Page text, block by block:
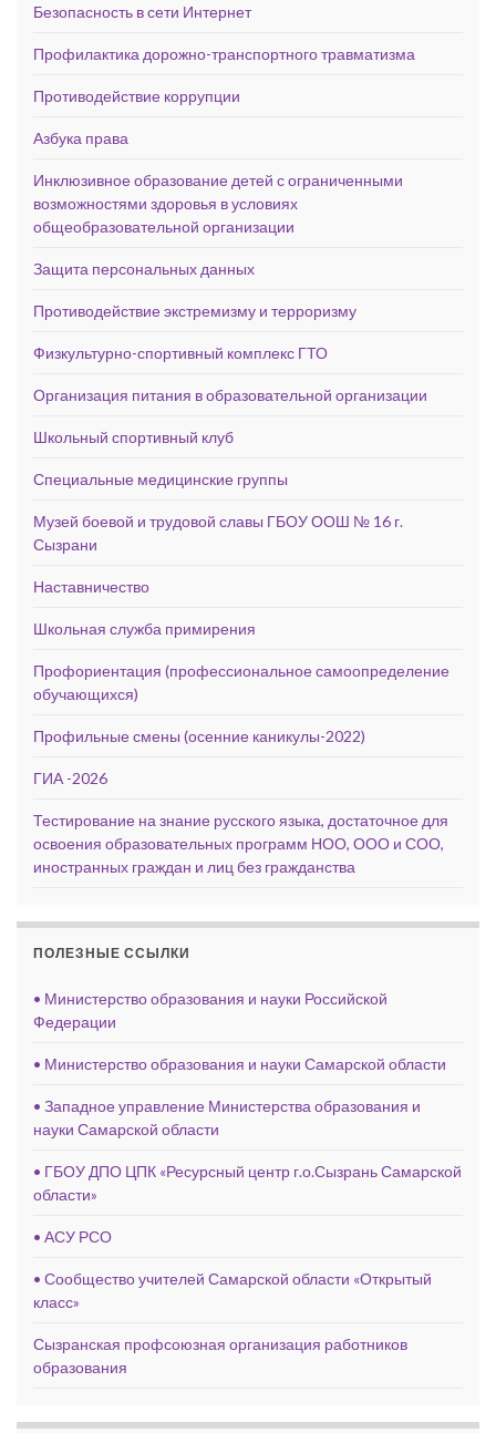
Безопасность в сети Интернет
Профилактика дорожно-транспортного травматизма
Противодействие коррупции
Азбука права
Инклюзивное образование детей с ограниченными
возможностями здоровья в условиях
общеобразовательной организации
Защита персональных данных
Противодействие экстремизму и терроризму
Физкультурно-спортивный комплекс ГТО
Организация питания в образовательной организации
Школьный спортивный клуб
Специальные медицинские группы
Музей боевой и трудовой славы ГБОУ ООШ № 16 г.
Сызрани
Наставничество
Школьная служба примирения
Профориентация (профессиональное самоопределение
обучающихся)
Профильные смены (осенние каникулы-2022)
ГИА -2026
Тестирование на знание русского языка, достаточное для
освоения образовательных программ НОО, ООО и СОО,
иностранных граждан и лиц без гражданства
ПОЛЕЗНЫЕ ССЫЛКИ
• Министерство образования и науки Российской
Федерации
• Министерство образования и науки Самарской области
• Западное управление Министерства образования и
науки Самарской области
• ГБОУ ДПО ЦПК «Ресурсный центр г.о.Сызрань Самарской
области»
• АСУ РСО
• Сообщество учителей Самарской области «Открытый
класс»
Сызранская профсоюзная организация работников
образования